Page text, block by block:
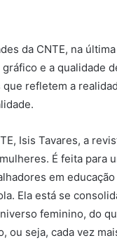
da CNTE, na
e a qualidade
refletem a
Isis Tavares, a
É feita para
em
Ela está se
feminino, do
ou seja, cada vez